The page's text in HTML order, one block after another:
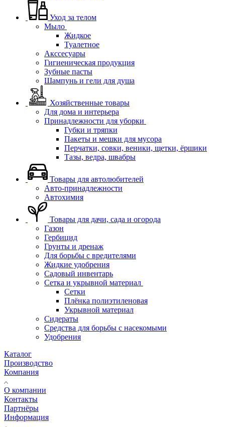
Уход за телом
Мыло
Жидкое
Туалетное
Акссесуары
Гигиеническая продукция
Зубные пасты
Шампунь и гели для душа
Хозяйственные товары
Для дома и интерьера
Принадлежности для уборки
Губки и тряпки
Пакеты и мешки для мусора
Перчатки, совки, веники, щетки, ёршики
Тазы, ведра, швабры
Товары для автолюбителей
Авто-принадлежности
Автохимия
Товары для дачи, сада и огорода
Газон
Гербицид
Грунты и дренаж
Для борьбы с вредителями
Жидкие удобрения
Садовый инвентарь
Сетка и укрывной материал
Сетки
Плёнка полиэтиленовая
Укрывной материал
Сидераты
Средства для борьбы с насекомыми
Удобрения
Каталог
Производство
Компания
О компании
Контакты
Партнёры
Информация